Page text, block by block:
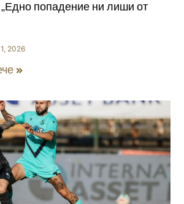
попадение ни лиши от
2026
»